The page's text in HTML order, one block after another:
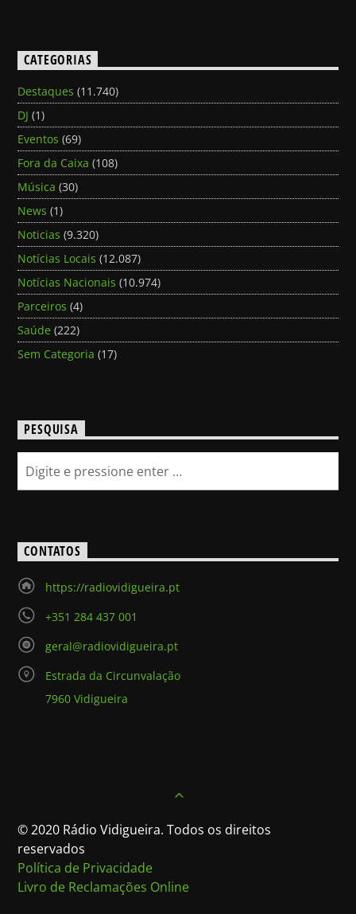
CATEGORIAS
Destaques (11.740)
DJ (1)
Eventos (69)
Fora da Caixa (108)
Música (30)
News (1)
Noticias (9.320)
Notícias Locais (12.087)
Notícias Nacionais (10.974)
Parceiros (4)
Saúde (222)
Sem Categoria (17)
PESQUISA
CONTATOS
https://radiovidigueira.pt
+351 284 437 001
geral@radiovidigueira.pt
Estrada da Circunvalação
7960 Vidigueira
© 2020 Rádio Vidigueira. Todos os direitos
reservados
Política de Privacidade
Livro de Reclamações Online